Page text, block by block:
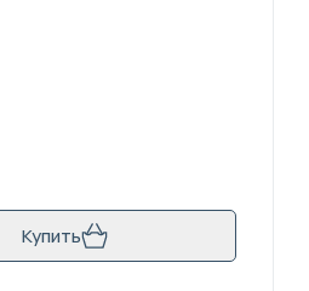
Купить